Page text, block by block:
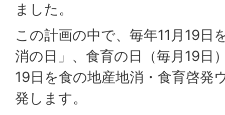
ました。
この計画の中で、毎年11月19日
消の日」、食育の日（毎月19日
19日を食の地産地消・食育啓発
発します。